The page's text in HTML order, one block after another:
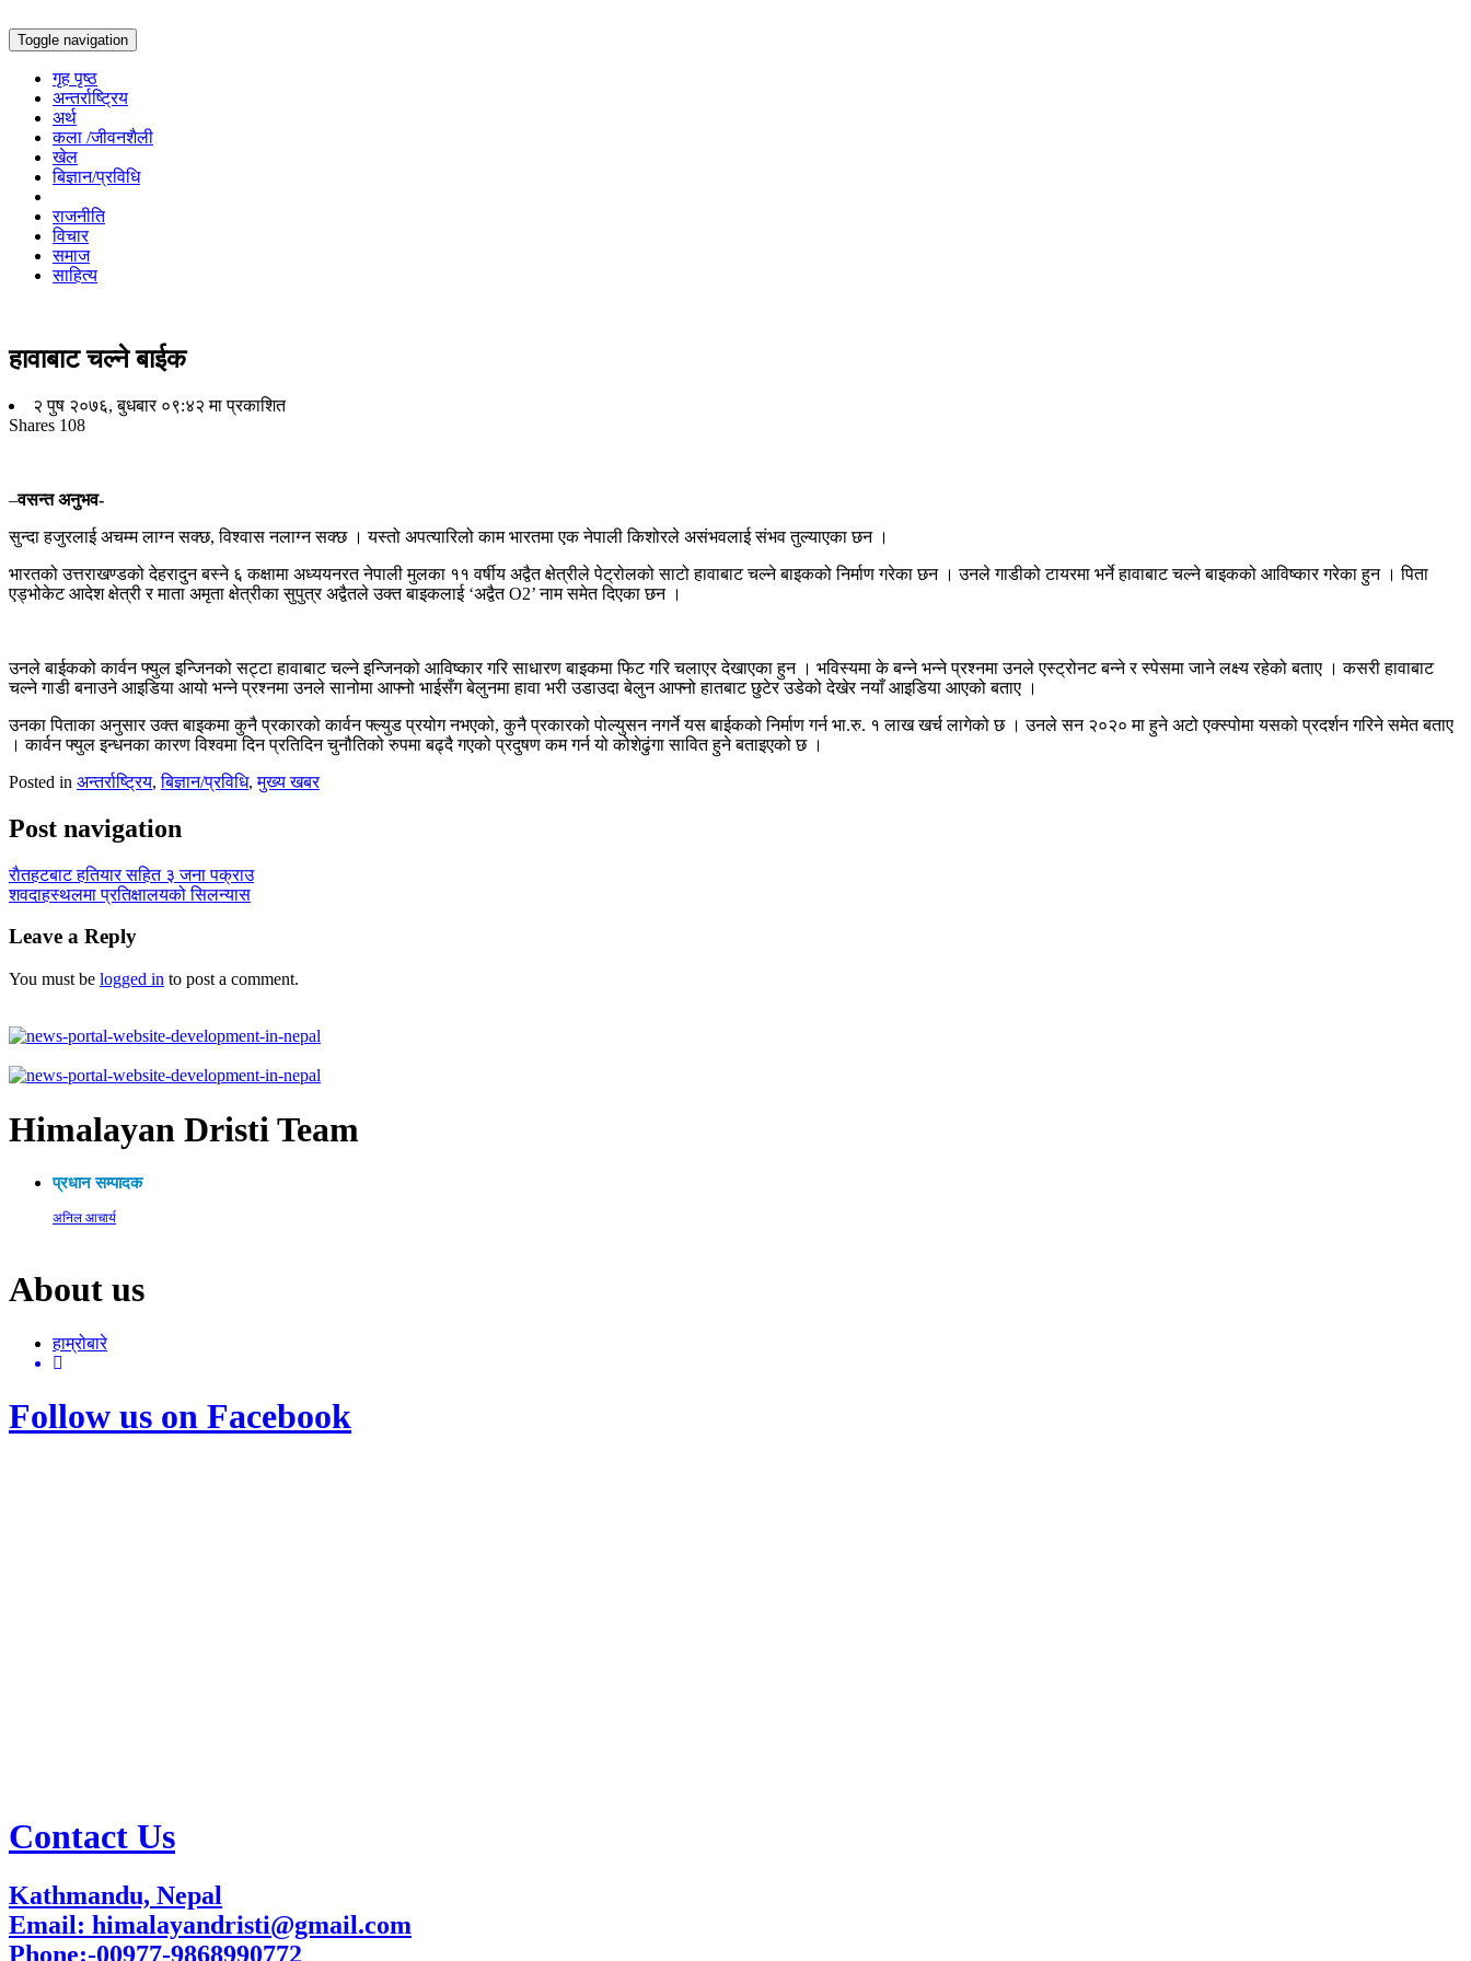
Toggle navigation
गृह पृष्ठ
अन्तर्राष्ट्रिय
अर्थ
कला /जीवनशैली
खेल
बिज्ञान/प्रविधि
राजनीति
विचार
समाज
साहित्य
हावाबाट चल्ने बाईक
२ पुष २०७६, बुधबार ०९:४२ मा प्रकाशित
Shares 108
–वसन्त अनुभव-
सुन्दा हजुरलाई अचम्म लाग्न सक्छ, विश्वास नलाग्न सक्छ । यस्तो अपत्यारिलो काम भारतमा एक नेपाली किशोरले असंभवलाई संभव तुल्याएका छन ।
भारतको उत्तराखण्डको देहरादुन बस्ने ६ कक्षामा अध्ययनरत नेपाली मुलका ११ वर्षीय अद्वैत क्षेत्रीले पेट्रोलको साटो हावाबाट चल्ने बाइकको निर्माण गरेका छन । उनले गाडीको टायरमा भर्ने हावाबाट चल्ने बाइकको आविष्कार गरेका हुन । पिता
एड्भोकेट आदेश क्षेत्री र माता अमृता क्षेत्रीका सुपुत्र अद्वैतले उक्त बाइकलाई ‘अद्वैत O2’ नाम समेत दिएका छन ।
उनले बाईकको कार्वन फ्युल इन्जिनको सट्टा हावाबाट चल्ने इन्जिनको आविष्कार गरि साधारण बाइकमा फिट गरि चलाएर देखाएका हुन । भविस्यमा के बन्ने भन्ने प्रश्नमा उनले एस्ट्रोनट बन्ने र स्पेसमा जाने लक्ष्य रहेको बताए । कसरी हावाबाट
चल्ने गाडी बनाउने आइडिया आयो भन्ने प्रश्नमा उनले सानोमा आफ्नो भाईसँग बेलुनमा हावा भरी उडाउदा बेलुन आफ्नो हातबाट छुटेर उडेको देखेर नयाँ आइडिया आएको बताए ।
उनका पिताका अनुसार उक्त बाइकमा कुनै प्रकारको कार्वन फ्ल्युड प्रयोग नभएको, कुनै प्रकारको पोल्युसन नगर्ने यस बाईकको निर्माण गर्न भा.रु. १ लाख खर्च लागेको छ । उनले सन २०२० मा हुने अटो एक्स्पोमा यसको प्रदर्शन गरिने समेत बताए
। कार्वन फ्युल इन्धनका कारण विश्वमा दिन प्रतिदिन चुनौतिको रुपमा बढ्दै गएको प्रदुषण कम गर्न यो कोशेढुंगा सावित हुने बताइएको छ ।
Posted in अन्तर्राष्ट्रिय,बिज्ञान/प्रविधि,मुख्य खबर
Post navigation
राैतहटबाट हतियार सहित ३ जना पक्राउ
शवदाहस्थलमा प्रतिक्षालयको सिलन्यास
Leave a Reply
You must be logged in to post a comment.
Himalayan Dristi Team
प्रधान सम्पादक
अनिल आचार्य
About us
हाम्रोबारे
Follow us on Facebook
Contact Us
Kathmandu, Nepal
Email: himalayandristi@gmail.com
Phone:-00977-9868990772